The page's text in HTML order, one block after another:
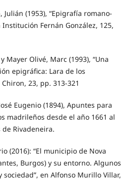
Julián (1953), “Epigrafía romano-
Fernán González, 125,
Mayer Olivé, Marc (1993), “Una
epigráfica: Lara de los
23, pp. 313-321
Eugenio (1894), Apuntes para
madrileños desde el año 1661 al
de Rivadeneira.
(2016): “El municipio de Nova
Burgos) y su entorno. Algunos
en Alfonso Murillo Villar,